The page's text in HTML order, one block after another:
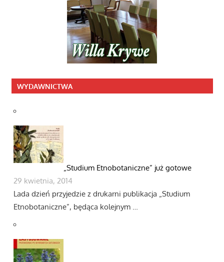
WYDAWNICTWA
„Studium Etnobotaniczne” już gotowe
29 kwietnia, 2014
Lada dzień przyjedzie z drukarni publikacja „Studium
Etnobotaniczne”, będąca kolejnym …